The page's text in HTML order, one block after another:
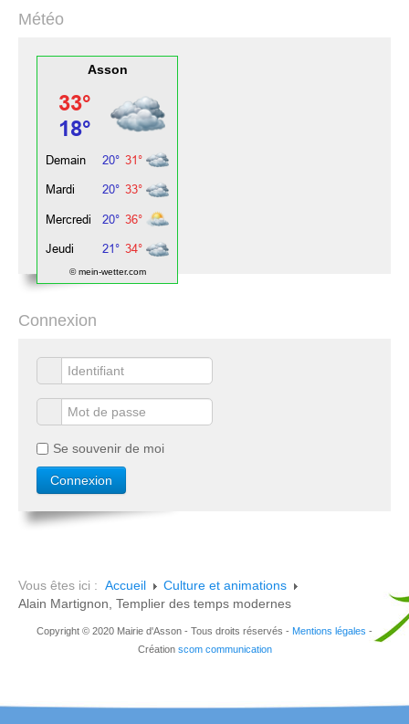
Météo
Asson
© mein-wetter.com
Connexion
Se souvenir de moi
Vous êtes ici : Accueil
Culture et animations
Alain Martignon, Templier des temps modernes
Copyright © 2020 Mairie d'Asson - Tous droits réservés - Mentions légales -
Création scom communication